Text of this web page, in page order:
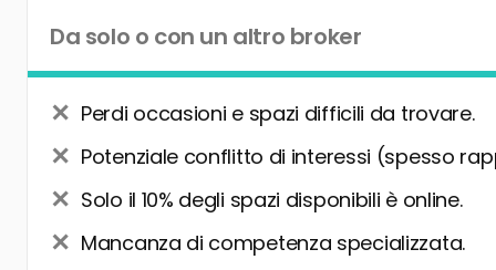
Da solo o con un altro broker
Perdi occasioni e spazi difficili da trovare.
Potenziale conflitto di interessi (spesso
Solo il 10% degli spazi disponibili è online.
Mancanza di competenza specializzata.